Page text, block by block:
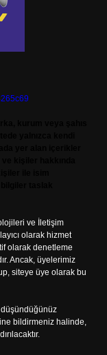
ve İletişim
olarak hizmet
olarak denetleme
Ancak, üyelerimiz
siteye üye olarak bu
düşündüğünüz
bildirmeniz halinde,